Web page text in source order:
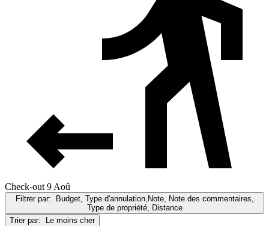
Check-out 9 Aoû
Filtrer par:
Budget, Type d'annulation,Note, Note des commentaires,
Type de propriété, Distance
Trier par:
Le moins cher